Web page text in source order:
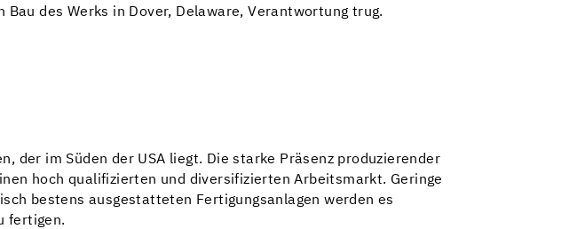
des Werks in Dover, Delaware, Verantwortung trug.
der im Süden der USA liegt. Die starke Präsenz produzierender
hoch qualifizierten und diversifizierten Arbeitsmarkt. Geringe
bestens ausgestatteten Fertigungsanlagen werden es
fertigen.